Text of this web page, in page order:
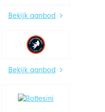
Bekijk aanbod
Bekijk aanbod